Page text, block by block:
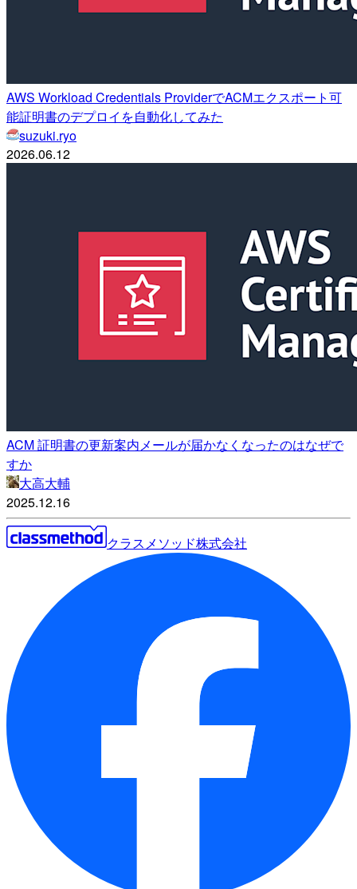
AWS Workload Credentials ProviderでACMエクスポート可
能証明書のデプロイを自動化してみた
suzuki.ryo
2026.06.12
ACM 証明書の更新案内メールが届かなくなったのはなぜで
すか
大高大輔
2025.12.16
クラスメソッド株式会社